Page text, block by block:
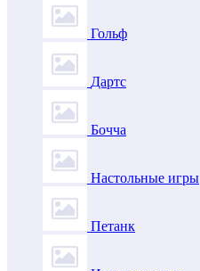
Гольф
Дартс
Бочча
Настольные игры
Петанк